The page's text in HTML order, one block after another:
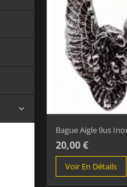

Bague Aigle 9us
20,00 €
Voir En Détails